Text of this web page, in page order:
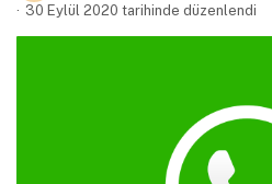
30 Eylül 2020 tarihinde düzenlendi